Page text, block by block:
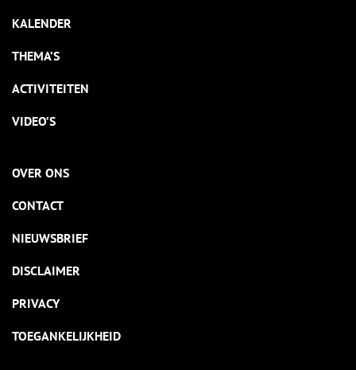
KALENDER
THEMA’S
ACTIVITEITEN
VIDEO’S
OVER ONS
CONTACT
NIEUWSBRIEF
DISCLAIMER
PRIVACY
TOEGANKELIJKHEID